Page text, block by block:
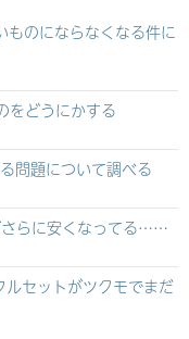
のにならなくなる件に
どうにかする
問題について調べる
らに安くなってる……
セットがツクモでまだ